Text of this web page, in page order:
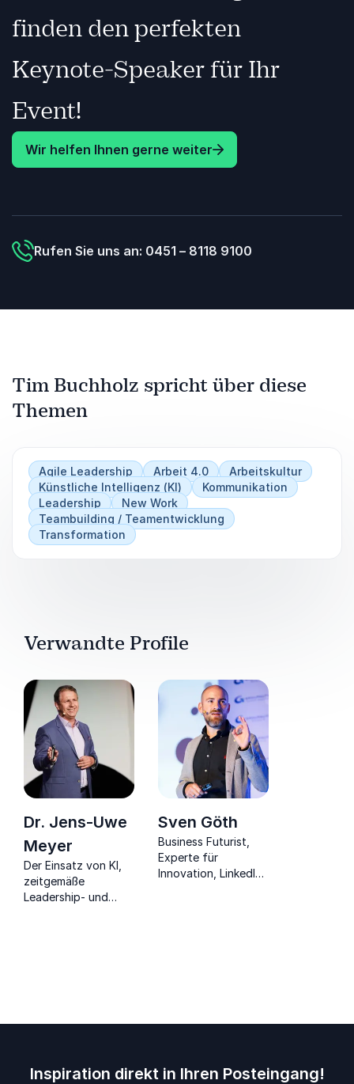
finden den perfekten
Keynote-Speaker für Ihr
Event!
Wir helfen Ihnen gerne weiter
Rufen Sie uns an: 0451 – 8118 9100
Tim Buchholz spricht über diese
Themen
Agile Leadership Arbeit 4.0
Arbeitskultur
Künstliche Intelligenz (KI)
Kommunikation
Leadership
New Work
Teambuilding / Teamentwicklung
Transformation
Verwandte Profile
Dr. Jens-Uwe
Meyer
Der Einsatz von KI,
zeitgemäße
Leadership- und
Sven Göth
Business Futurist,
Experte für
Innovation, LinkedIN
Inspiration direkt in Ihren Posteingang!